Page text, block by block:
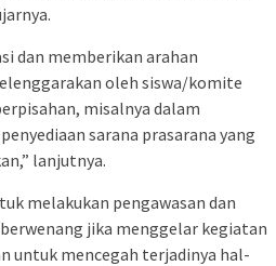
dan memberikan arahan
oleh siswa/komite
misalnya dalam
sarana prasarana yang
lanjutnya.
melakukan pengawasan dan
jika menggelar kegiatan
untuk mencegah terjadinya hal-